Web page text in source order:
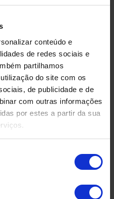
conteúdo e
de redes sociais e
partilhamos
do site com os
de publicidade e de
com outras informações
por estes a partir da sua
FIBRA DE
USADO